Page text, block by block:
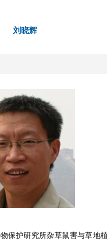
刘晓辉
保护研究所杂草鼠害与草地